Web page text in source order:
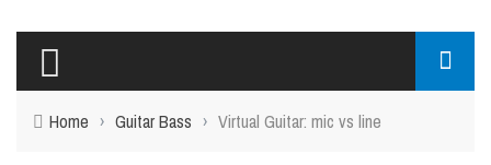
Home › Guitar Bass › Virtual Guitar: mic vs line